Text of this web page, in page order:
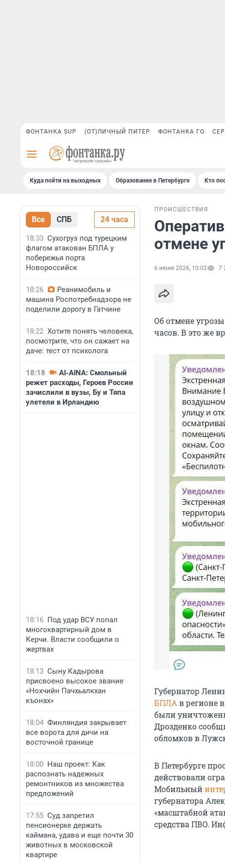
ФОНТАНКА SUP (ОТ)ЛИЧНЫЙ ПИТЕР ФОНТАНКА ГО
Куда пойти на выходных Образование в Петербурге Кто
Все СПБ 24 часа
18:33 Сухогруз под турецким
флагом атакован БПЛА у
побережья порта
Новороссийск
18:26
Реанимобиль и
машина Роспотребнадзора не
поделили дорогу в Гатчине
18:22 Хотите понять человека,
посмотрите, что он сажает на
даче: тест от психолога
18:18
AI-AINA: Смольный
режет расходы, Героев России
зачислили в вузы, Бу и Тяпа
улетели в Ирландию
18:16 Под удар ВСУ попал
многоквартирный дом в
Керчи. Власти сообщили о
жертвах
18:13 Сыну Кадырова
присвоено высокое звание
«Нохчийн Пачхьалкхан
къонах»
18:04 Финляндия закрывает
все ворота для дичи на
восточной границе
18:00 Наш проект: Как
распознать надежных
ремонтников из множества
предложений
17:55 Суд запретил
пенсионерке держать
каймана, удава и еще почти 30
животных в московской
квартире
ПРОИСШЕСТВИЯ
отмене
6 июня 2026, 10:02 7
Об отмене
часов. В это же
Губернатор
БПЛА в регионе
были
Дрозденко
обломков в
В Петербурге
действовали
Мобильный
губернатора
«масштабной
средства ПВО.